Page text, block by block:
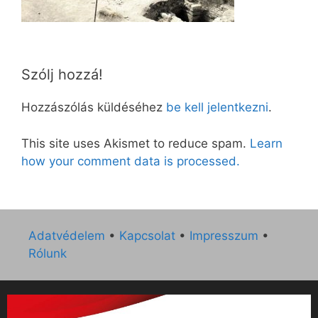
Szólj hozzá!
Hozzászólás küldéséhez be kell jelentkezni.
This site uses Akismet to reduce spam. Learn
how your comment data is processed.
Adatvédelem • Kapcsolat • Impresszum •
Rólunk